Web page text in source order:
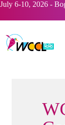
Skip
content
July 6-10, 2026 -